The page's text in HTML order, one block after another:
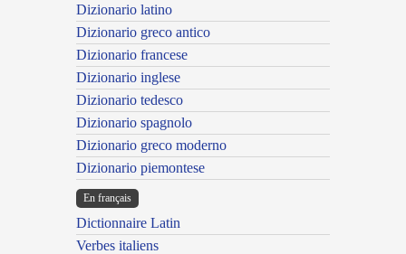
Dizionario latino
Dizionario greco antico
Dizionario francese
Dizionario inglese
Dizionario tedesco
Dizionario spagnolo
Dizionario greco moderno
Dizionario piemontese
En français
Dictionnaire Latin
Verbes italiens